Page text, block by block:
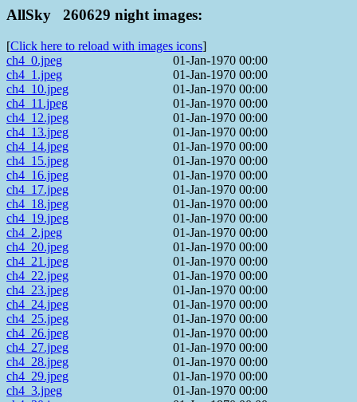
AllSky 260629 night images:
[Click here to reload with images icons]
ch4_0.jpeg
01-Jan-1970 00:00
ch4_1.jpeg
01-Jan-1970 00:00
ch4_10.jpeg
01-Jan-1970 00:00
ch4_11.jpeg
01-Jan-1970 00:00
ch4_12.jpeg
01-Jan-1970 00:00
ch4_13.jpeg
01-Jan-1970 00:00
ch4_14.jpeg
01-Jan-1970 00:00
ch4_15.jpeg
01-Jan-1970 00:00
ch4_16.jpeg
01-Jan-1970 00:00
ch4_17.jpeg
01-Jan-1970 00:00
ch4_18.jpeg
01-Jan-1970 00:00
ch4_19.jpeg
01-Jan-1970 00:00
ch4_2.jpeg
01-Jan-1970 00:00
ch4_20.jpeg
01-Jan-1970 00:00
ch4_21.jpeg
01-Jan-1970 00:00
ch4_22.jpeg
01-Jan-1970 00:00
ch4_23.jpeg
01-Jan-1970 00:00
ch4_24.jpeg
01-Jan-1970 00:00
ch4_25.jpeg
01-Jan-1970 00:00
ch4_26.jpeg
01-Jan-1970 00:00
ch4_27.jpeg
01-Jan-1970 00:00
ch4_28.jpeg
01-Jan-1970 00:00
ch4_29.jpeg
01-Jan-1970 00:00
ch4_3.jpeg
01-Jan-1970 00:00